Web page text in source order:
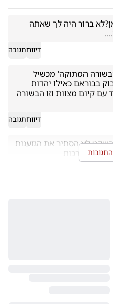
דיווחתגובה
דיווחתגובה
מופרכות